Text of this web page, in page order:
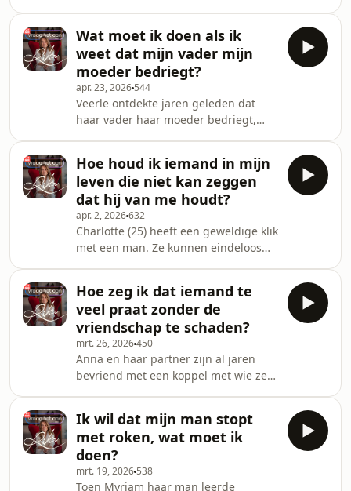
met verlies, schaamte en wantrouwen
nadat zij ook hem bedroog.
Relatiedeskundige Rika Ponnet geeft
advies.
Wat moet ik doen als ik
weet dat mijn vader mijn
moeder bedriegt?
apr. 23, 2026 544
Veerle ontdekte jaren geleden dat
haar vader haar moeder bedriegt,
te maken verlamt haar.
Relatiedeskundige Rika Ponnet geeft
advies.
Hoe houd ik iemand in mijn
leven die niet kan zeggen
dat hij van me houdt?
apr. 2, 2026632
Charlotte (25) heeft een geweldige klik
met een man. Ze kunnen eindeloos
van elkaar. Maar: hij wil hun relatie
niet definiëren, terwijl zij er vol voor
wil gaan. Relatiedeskundige Rika
Ponnet geeft advies.
Hoe zeg ik dat iemand te
veel praat zonder de
vriendschap te schaden?
mrt. 26, 2026450
Anna en haar partner zijn al jaren
bevriend met een koppel met wie ze
ontmoetingen neemt één persoon
voortdurend het woord. Dat maakt het
voor anderen moeilijk om zelf iets te
vertellen. Relatiedeskundige Rika
Ik wil dat mijn man stopt
met roken, wat moet ik
doen?
mrt. 19, 2026 538
Toen Myriam haar man leerde